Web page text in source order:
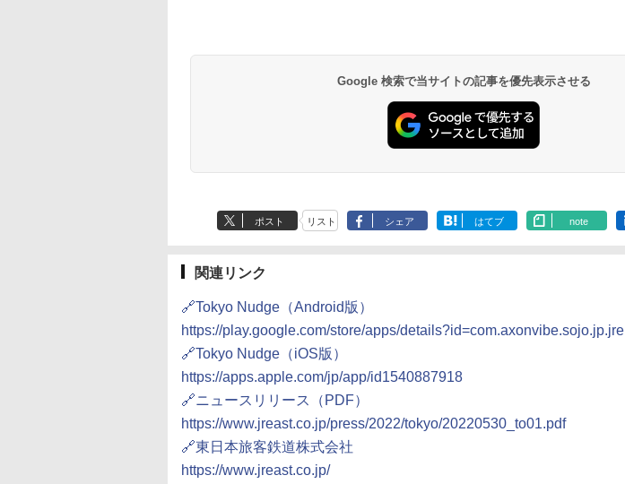
10,450円～
19,541円～
7,950円～
5,758円～
Google 検索で当サイトの記事を優先表示させる
ポスト リスト シェア はてブ note
関連リンク
🔗Tokyo Nudge（Android版）
https://play.google.com/store/apps/details?id=com.axonvibe.sojo.jp.jre
🔗Tokyo Nudge（iOS版）
https://apps.apple.com/jp/app/id1540887918
🔗ニュースリリース（PDF）
https://www.jreast.co.jp/press/2022/tokyo/20220530_to01.pdf
🔗東日本旅客鉄道株式会社
https://www.jreast.co.jp/